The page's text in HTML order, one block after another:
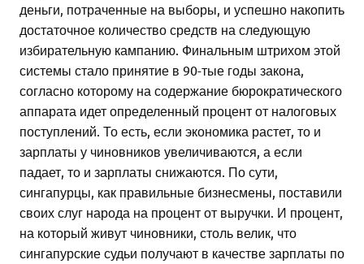
деньги, потраченные на выборы, и успешно накопить
достаточное количество средств на следующую
избирательную кампанию. Финальным штрихом этой
системы стало принятие в 90-тые годы закона,
согласно которому на содержание бюрократического
аппарата идет определенный процент от налоговых
поступлений. То есть, если экономика растет, то и
зарплаты у чиновников увеличиваются, а если
падает, то и зарплаты снижаются. По сути,
сингапурцы, как правильные бизнесмены, поставили
своих слуг народа на процент от выручки. И процент,
на который живут чиновники, столь велик, что
сингапурские судьи получают в качестве зарплаты по